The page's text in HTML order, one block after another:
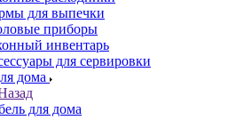
для выпечки
приборы
инвентарь
для сервировки
дома
для дома